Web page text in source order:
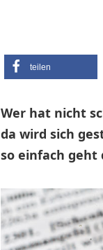
teilen
Wer hat nicht
da wird sich
so einfach geht